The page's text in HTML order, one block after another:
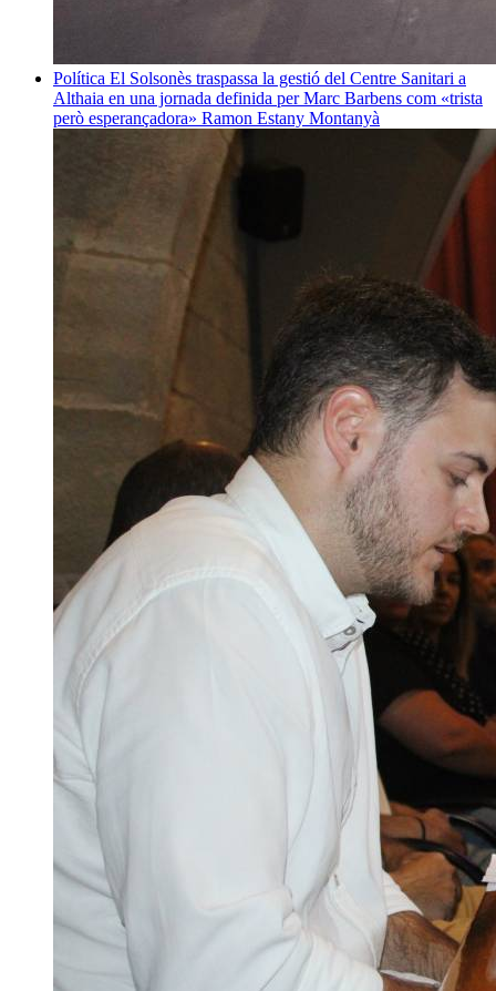
Política El Solsonès traspassa la gestió del Centre Sanitari a
Althaia en una jornada definida per Marc Barbens com «trista
però esperançadora» Ramon Estany Montanyà